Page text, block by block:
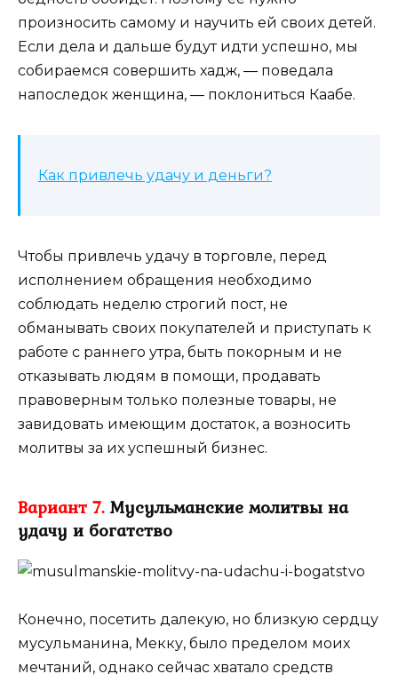
произносить самому и научить ей своих детей.
Если дела и дальше будут идти успешно, мы
собираемся совершить хадж, ― поведала
напоследок женщина, ― поклониться Каабе.
Как привлечь удачу и деньги?
Чтобы привлечь удачу в торговле, перед
исполнением обращения необходимо
соблюдать неделю строгий пост, не
обманывать своих покупателей и приступать к
работе с раннего утра, быть покорным и не
отказывать людям в помощи, продавать
правоверным только полезные товары, не
завидовать имеющим достаток, а возносить
молитвы за их успешный бизнес.
Вариант 7. Мусульманские молитвы на
удачу и богатство
Конечно, посетить далекую, но близкую сердцу
мусульманина, Мекку, было пределом моих
мечтаний, однако сейчас хватало средств